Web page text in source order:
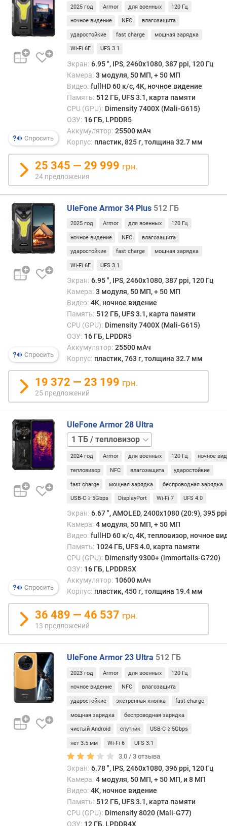
к
о
л
ч
е
е
д
л
о
и
й
д
и
а
и
с
п
л
е
я
(
"
)
P
I
(
т
о
т
а
р
а
з
в
р
т
и
(
Спросить
2025 год Armor для военных 120 Гц
ночное видение NFC влагозащита
ударостойкие fast charge мощная зарядка
Wi-Fi 6E UFS 3.1
Экран: 6.95 ", IPS, 2460х1080, 387 ppi, 120 Гц
Камера: 3 модуля, 50 МП, + 50 МП
Видео: fullHD 60 к/с, 4K, ночное видение
Память: 512 ГБ, UFS 3.1, карта памяти
CPU (GPU): Dimensity 7400X (Mali-G615)
ОЗУ: 16 ГБ, LPDDR5
Аккумулятор: 25500 мАч
Корпус: пластик, 825 г, толщина 32.7 мм
25 345 — 29 999 грн.
24 предложения
Спросить
UleFone Armor 34 Plus 512 ГБ
2025 год Armor для военных 120 Гц
ночное видение NFC влагозащита
ударостойкие fast charge мощная зарядка
Wi-Fi 6E UFS 3.1
Экран: 6.95 ", IPS, 2460х1080, 387 ppi, 120 Гц
Камера: 3 модуля, 50 МП, + 50 МП
Видео: 4K, ночное видение
Память: 512 ГБ, UFS 3.1, карта памяти
CPU (GPU): Dimensity 7400X (Mali-G615)
ОЗУ: 16 ГБ, LPDDR5
Аккумулятор: 25500 мАч
Корпус: пластик, 763 г, толщина 32.7 мм
19 372 — 23 199 грн.
25 предложений
Спросить
UleFone Armor 28 Ultra
1 ТБ
2024 год Armor для военных 120 Гц ночное
тепловизор NFC влагозащита ударостойкие
fast charge мощная зарядка беспроводная зарядка
USB-C ≥ 5Gbps DisplayPort Wi-Fi 7 UFS 4.0
Экран: 6.67 ", AMOLED, 2400x1080 (20:9), 395
Камера: 4 модуля, 50 МП, + 50 МП
Видео: fullHD 60 к/с, 4K, тепловизор, ночное
Память: 1024 ГБ, UFS 4.0, карта памяти
CPU (GPU): Dimensity 9300+ (lmmortalis-G720)
ОЗУ: 16 ГБ, LPDDR5X
Аккумулятор: 10600 мАч
Корпус: пластик, 450 г, толщина 19.4 мм
36 489 — 46 537 грн.
13 предложений
UleFone Armor 23 Ultra 512 ГБ
2023 год Armor для военных 120 Гц
ночное видение NFC влагозащита
ударостойкие экстренная кнопка fast charge
мощная зарядка беспроводная зарядка
чистый Android спутник USB-C ≥ 5Gbps
нет 3.5 мм Wi-Fi 6 UFS 3.1
3.0 /3 отзыва
Экран: 6.78 ", IPS, 2460х1080, 396 ppi, 120 Гц
Камера: 4 модуля, 50 МП, + 50 МП, и 8 МП
Видео: 4K, ночное видение
Память: 512 ГБ, UFS 3.1, карта памяти
CPU (GPU): Dimensity 8020 (Mali-G77)
ОЗУ: 12 ГБ, LPDDR4X